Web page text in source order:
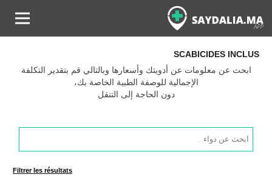
SCABICIDES INCLUS
ابحث عن معلومات عن أدويتك وأسعارها وبالتالي قم بتقدير التكلفة
الإجمالية للوصفة الطبية الخاصة بك،
دون الحاجة إلى التنقل
Products
search
Filtrer les résultats